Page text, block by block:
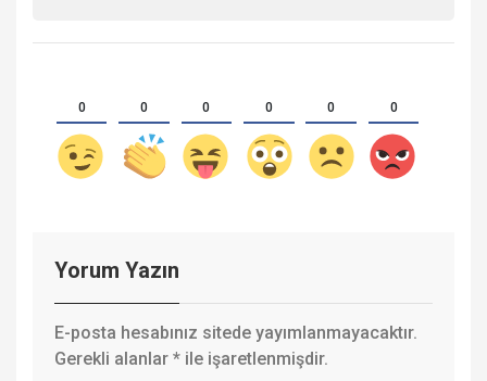
0 0 0 0 0 0
Yorum Yazın
E-posta hesabınız sitede yayımlanmayacaktır.
Gerekli alanlar * ile işaretlenmişdir.